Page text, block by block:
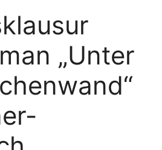
„Unter